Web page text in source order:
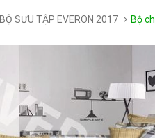
BỘ SƯU TẬP EVERON 2017 Bộ